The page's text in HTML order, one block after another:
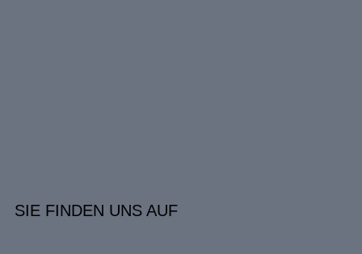
SIE FINDEN UNS AUF